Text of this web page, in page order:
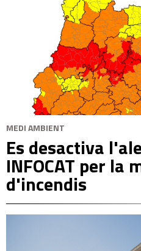
MEDI AMBIENT
Es desactiva
INFOCAT per la
d'incendis